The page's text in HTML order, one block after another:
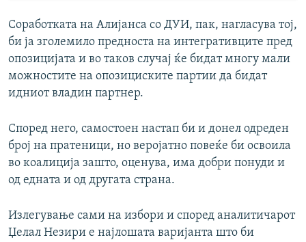
Соработката на Алијанса со ДУИ, пак, нагласува тој,
би ја зголемило предноста на интегративците пред
опозицијата и во таков случај ќе бидат многу мали
можностите на опозициските партии да бидат
идниот владин партнер.
Според него, самостоен настап би и донел одреден
број на пратеници, но веројатно повеќе би освоила
во коалиција зашто, оценува, има добри понуди и
од едната и од другата страна.
Излегување сами на избори и според аналитичарот
Џелал Незири е најлошата варијанта што би